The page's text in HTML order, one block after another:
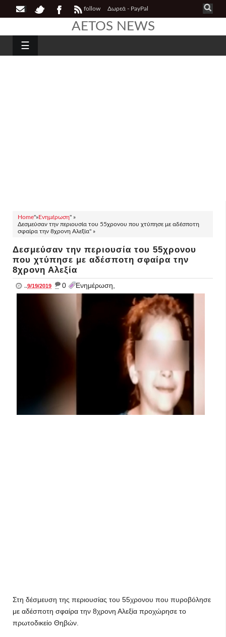
follow Δωρεά - PayPal
AETOS NEWS
☰
Home"»Ενημέρωση" »
Δεσμεύσαν την περιουσία του 55χρονου που χτύπησε με αδέσποτη
σφαίρα την 8χρονη Αλεξία" »
Δεσμεύσαν την περιουσία του 55χρονου
που χτύπησε με αδέσποτη σφαίρα την
8χρονη Αλεξία
..9/19/2019 _ 0 Ενημέρωση,
Στη δέσμευση της περιουσίας του 55χρονου που πυροβόλησε
με αδέσποτη σφαίρα την 8χρονη Αλεξία προχώρησε το
πρωτοδικείο Θηβών.